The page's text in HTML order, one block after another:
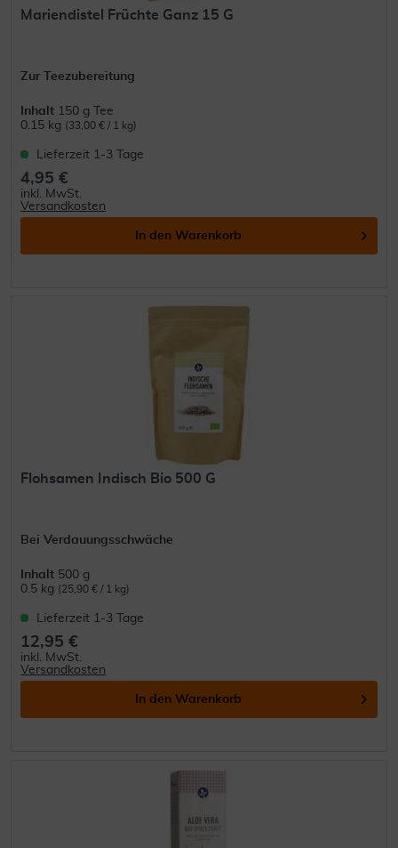
Mariendistel Früchte Ganz 15 G
Zur Teezubereitung
Inhalt 150 g Tee
0.15 kg (33,00 € / 1 kg)
Lieferzeit 1-3 Tage
4,95 €
inkl. MwSt.
Versandkosten
In den Warenkorb
Flohsamen Indisch Bio 500 G
Bei Verdauungsschwäche
Inhalt 500 g
0.5 kg (25,90 € / 1 kg)
Lieferzeit 1-3 Tage
12,95 €
inkl. MwSt.
Versandkosten
In den Warenkorb